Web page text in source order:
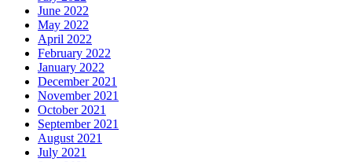
June 2022
May 2022
April 2022
February 2022
January 2022
December 2021
November 2021
October 2021
September 2021
August 2021
July 2021